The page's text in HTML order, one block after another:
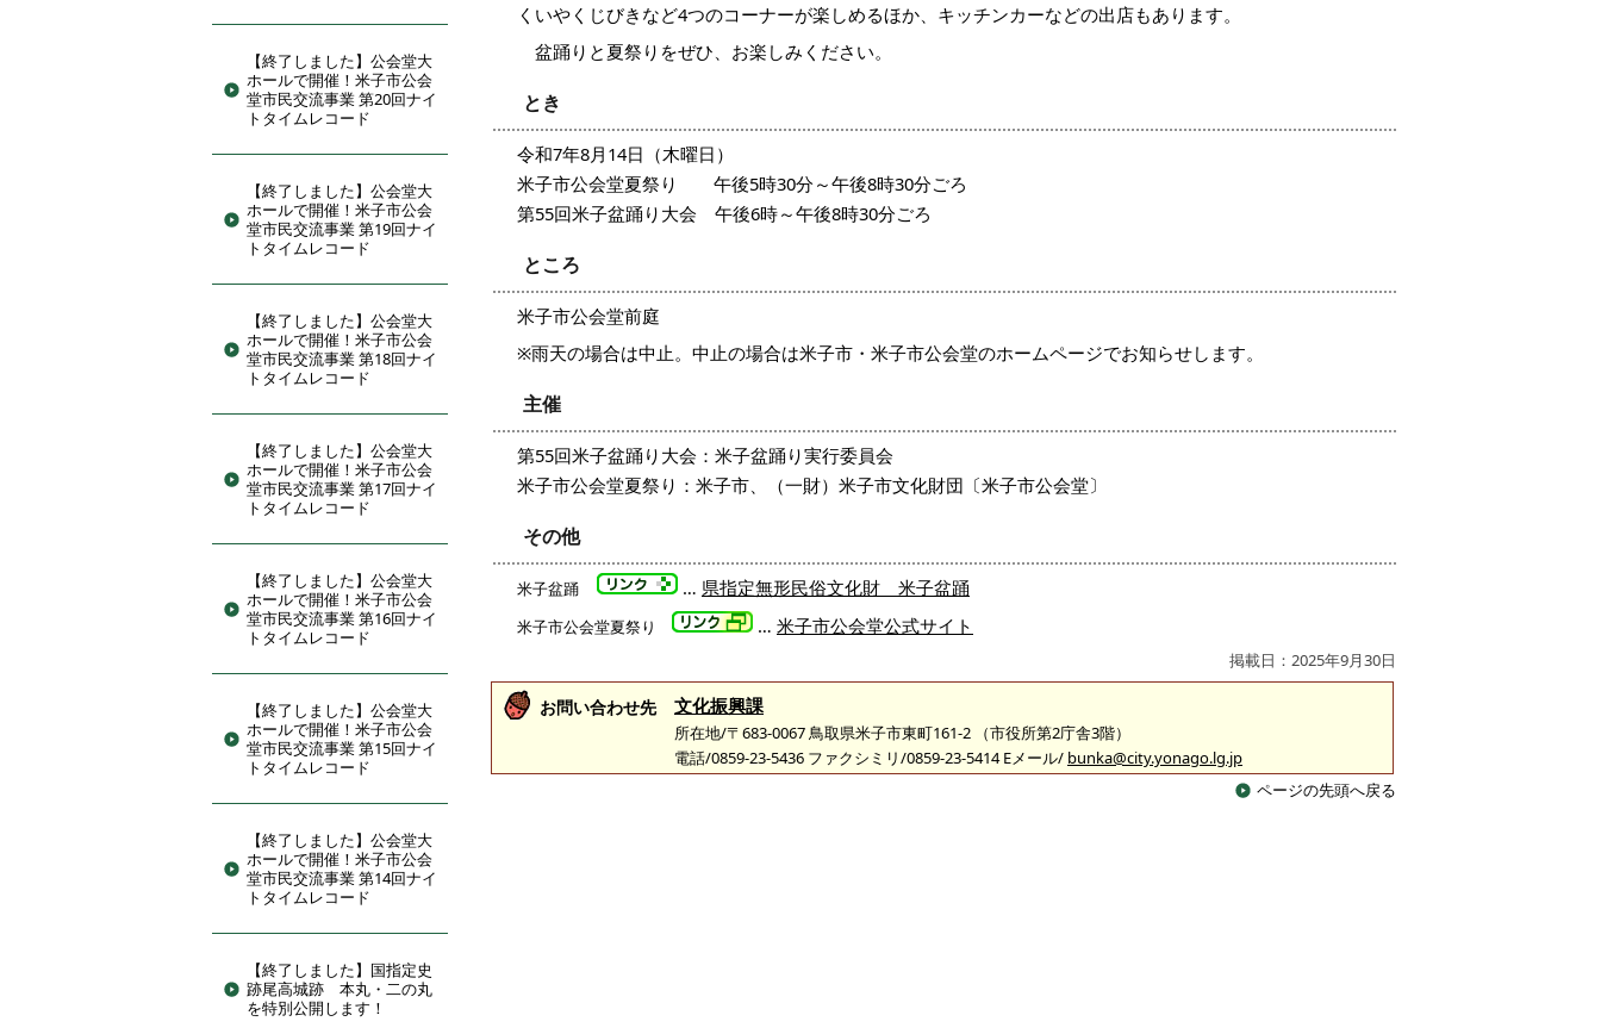
【終了しました】公会堂大
ホールで開催！米子市公会
堂市民交流事業 第20回ナイ
トタイムレコード
【終了しました】公会堂大
ホールで開催！米子市公会
堂市民交流事業 第19回ナイ
トタイムレコード
【終了しました】公会堂大
ホールで開催！米子市公会
堂市民交流事業 第18回ナイ
トタイムレコード
【終了しました】公会堂大
ホールで開催！米子市公会
堂市民交流事業 第17回ナイ
トタイムレコード
【終了しました】公会堂大
ホールで開催！米子市公会
堂市民交流事業 第16回ナイ
トタイムレコード
【終了しました】公会堂大
ホールで開催！米子市公会
堂市民交流事業 第15回ナイ
トタイムレコード
【終了しました】公会堂大
ホールで開催！米子市公会
堂市民交流事業 第14回ナイ
トタイムレコード
【終了しました】国指定史
跡尾高城跡 本丸・二の丸
を特別公開します！
くいやくじびきなど4つのコーナーが楽しめるほか、キッチンカーなどの出店もあります。
盆踊りと夏祭りをぜひ、お楽しみください。
とき
令和7年8月14日（木曜日）
米子市公会堂夏祭り 午後5時30分～午後8時30分ごろ
第55回米子盆踊り大会 午後6時～午後8時30分ごろ
ところ
米子市公会堂前庭
※雨天の場合は中止。中止の場合は米子市・米子市公会堂のホームページでお知らせします。
主催
第55回米子盆踊り大会：米子盆踊り実行委員会
米子市公会堂夏祭り：米子市、（一財）米子市文化財団〔米子市公会堂〕
その他
米子盆踊 … 県指定無形民俗文化財 米子盆踊
米子市公会堂夏祭り … 米子市公会堂公式サイト
掲載日：2025年9月30日
お問い合わせ先 文化振興課
所在地/〒683-0067 鳥取県米子市東町161-2 （市役所第2庁舎3階）
電話/0859-23-5436 ファクシミリ/0859-23-5414 Eメール/ bunka@city.yonago.lg.jp
ページの先頭へ戻る